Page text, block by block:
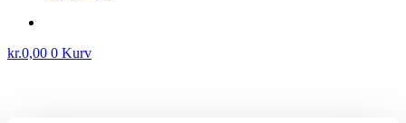
kr.0,00 0 Kurv